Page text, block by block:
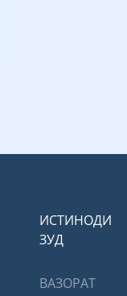
ИСТИНОДИ
ЗУД
ВАЗОРАТ